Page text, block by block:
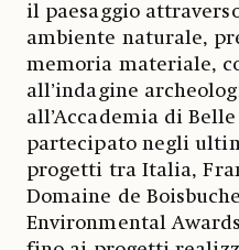
il paesaggio
ambiente naturale,
memoria materiale,
all’indagine
all’Accademia di
partecipato negli
progetti tra Italia,
Domaine de
Environmental